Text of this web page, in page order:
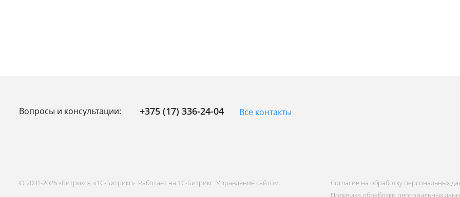
Вопросы и консультации: +375 (17) 336-24-04 Все контакты
© 2001-2026 «Битрикс», «1С-Битрикс». Работает на 1С-Битрикс: Управление сайтом. Согласие на обработку персональных
Политика обработки персональных